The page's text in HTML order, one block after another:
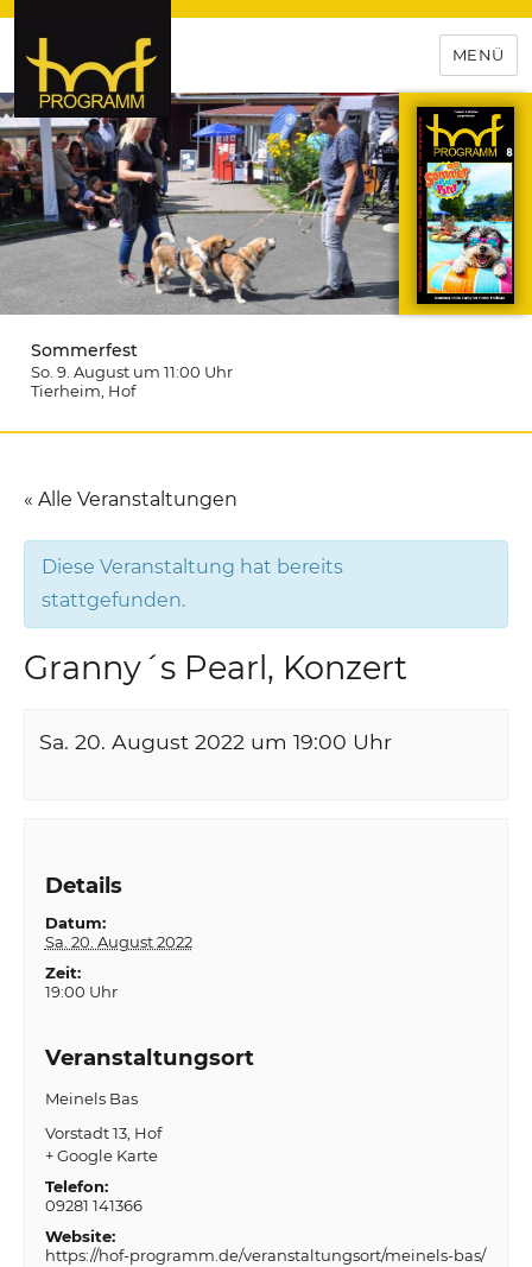
hof-programm – das
Veranstaltungsportal für
Hochfranken
MENÜ
Sommerfest
So. 9. August um 11:00 Uhr
Tierheim , Hof
« Alle Veranstaltungen
Diese Veranstaltung hat bereits
stattgefunden.
Granny´s Pearl, Konzert
Sa. 20. August 2022 um 19:00 Uhr
Details
Datum:
Sa. 20. August 2022
Zeit:
19:00 Uhr
Veranstaltungsort
Meinels Bas
Vorstadt 13 Hof
+ Google Karte
Telefon:
09281 141366
Website:
https://hof-programm.de/veranstaltungsort/meinels-bas/